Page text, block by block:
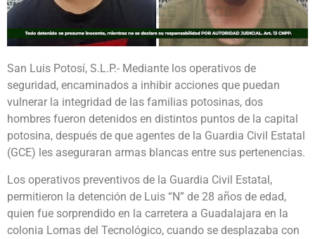
San Luis Potosí, S.L.P.- Mediante los operativos de
seguridad, encaminados a inhibir acciones que puedan
vulnerar la integridad de las familias potosinas, dos
hombres fueron detenidos en distintos puntos de la capital
potosina, después de que agentes de la Guardia Civil Estatal
(GCE) les aseguraran armas blancas entre sus pertenencias.
Los operativos preventivos de la Guardia Civil Estatal,
permitieron la detención de Luis “N” de 28 años de edad,
quien fue sorprendido en la carretera a Guadalajara en la
colonia Lomas del Tecnológico, cuando se desplazaba con